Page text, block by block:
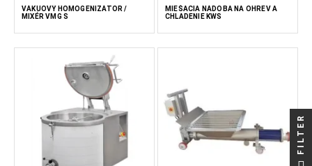
VÁKUOVÝ HOMOGENIZÁTOR /
MIXÉR VMG S
MIEŠACIA NÁDOBA NA OHREV A
CHLADENIE KWS
FILTER